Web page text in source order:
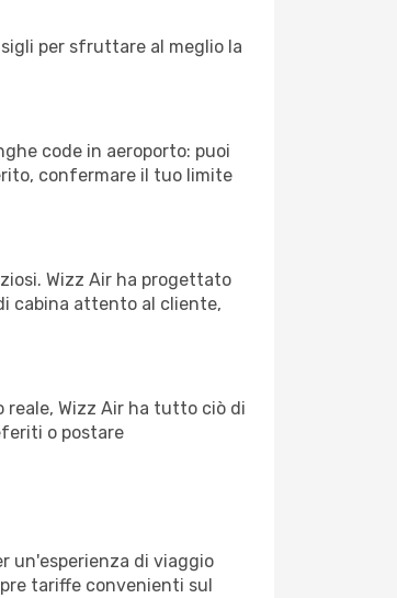
per sfruttare al meglio la
code in aeroporto: puoi
confermare il tuo limite
Wizz Air ha progettato
cabina attento al cliente,
Wizz Air ha tutto ciò di
o postare
un'esperienza di viaggio
tariffe convenienti sul